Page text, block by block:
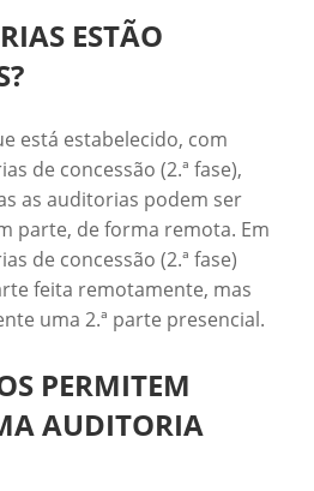
ESTÃO
está estabelecido, com
de concessão (2.ª fase),
as auditorias podem ser
parte, de forma remota. Em
de concessão (2.ª fase)
feita remotamente, mas
uma 2.ª parte presencial.
PERMITEM
AUDITORIA